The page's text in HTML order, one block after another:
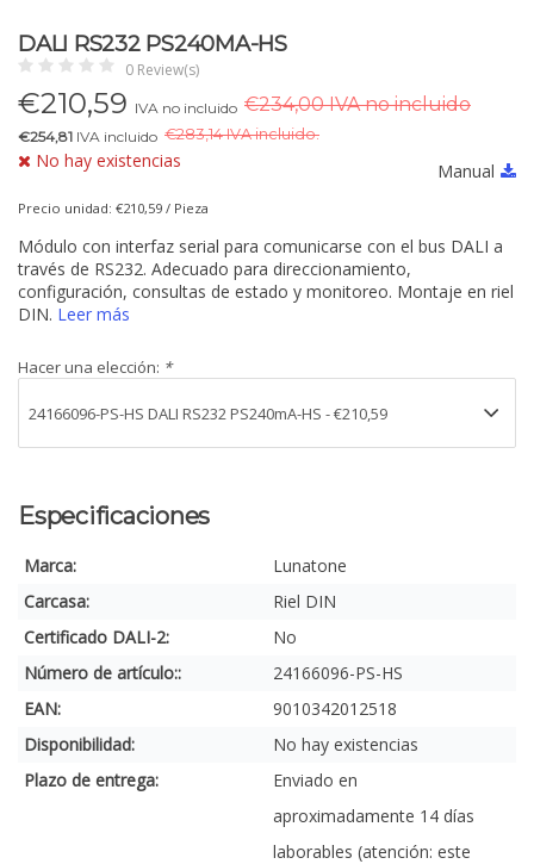
DALI RS232 PS240MA-HS
0 Review(s)
€210,59 IVA no incluido €234,00 IVA no incluido
€254,81 IVA incluido €283,14 IVA incluido.
No hay existencias Manual
Precio unidad: €210,59 / Pieza
Módulo con interfaz serial para comunicarse con el bus DALI a
través de RS232. Adecuado para direccionamiento,
configuración, consultas de estado y monitoreo. Montaje en riel
DIN. Leer más
Hacer una elección: *
Especificaciones
Marca:
Lunatone
Carcasa:
Riel DIN
Certificado DALI-2:
No
Número de artículo::
24166096-PS-HS
EAN:
9010342012518
Disponibilidad:
No hay existencias
Plazo de entrega:
Enviado en
aproximadamente 14 días
laborables (atención: este